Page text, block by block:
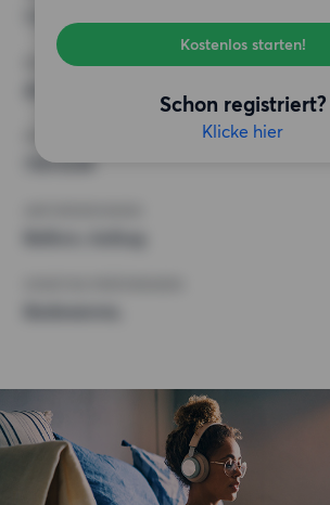
Kostenlos starten!
Schon registriert?
Klicke hier
MINDESTANZAHL AN QUADRATMETERN
700 EUR